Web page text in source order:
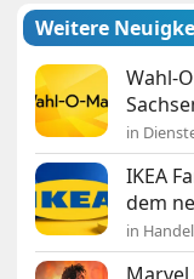
Weitere
Wahl-
in
IKEA
dem
in Handel